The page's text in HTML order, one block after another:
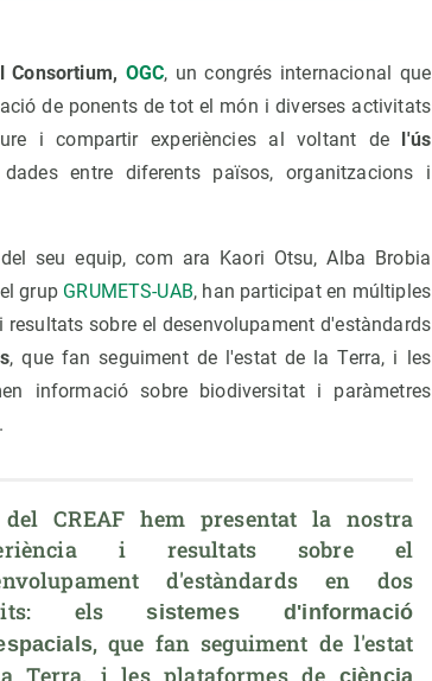
Consortium, OGC, un congrés internacional que
de ponents de tot el món i diverses activitats
i compartir experiències al voltant de l'ús
entre diferents països, organitzacions i
seu equip, com ara Kaori Otsu, Alba Brobia
grup GRUMETS-UAB, han participat en múltiples
sobre el desenvolupament d'estàndards
, que fan seguiment de l'estat de la Terra, i les
informació sobre biodiversitat i paràmetres
del CREAF hem presentat la nostra
i resultats sobre el
d'estàndards en dos
els sistemes d'informació
, que fan seguiment de l'estat
Terra, i les plataformes de
ciència